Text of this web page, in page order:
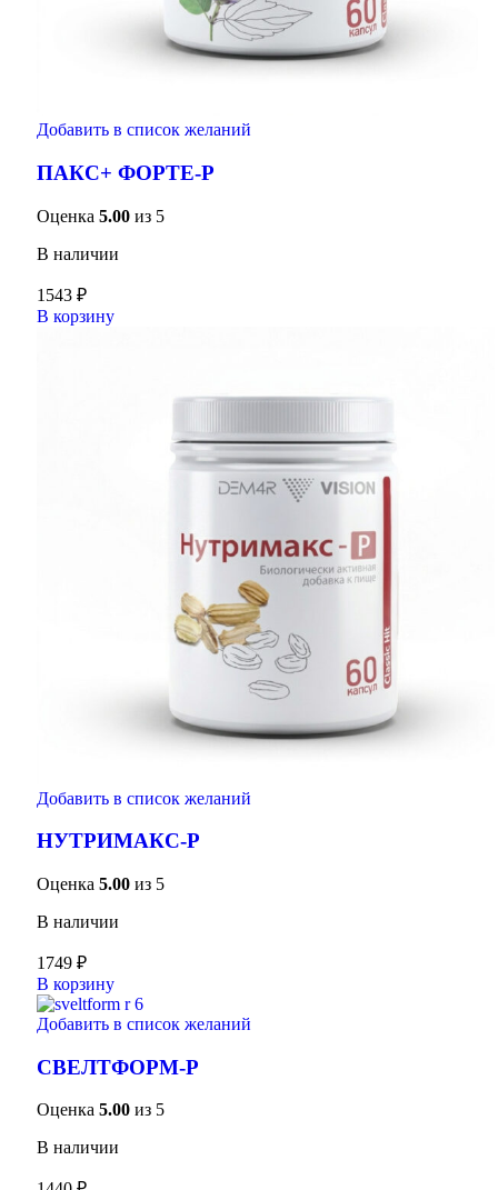
Добавить в список желаний
ПАКС+ ФОРТЕ-Р
Оценка 5.00 из 5
В наличии
1543 ₽
В корзину
Добавить в список желаний
НУТРИМАКС-Р
Оценка 5.00 из 5
В наличии
1749 ₽
В корзину
Добавить в список желаний
СВЕЛТФОРМ-Р
Оценка 5.00 из 5
В наличии